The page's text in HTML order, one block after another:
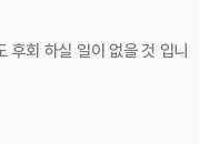
후회 하실 일이 없을 것 입니